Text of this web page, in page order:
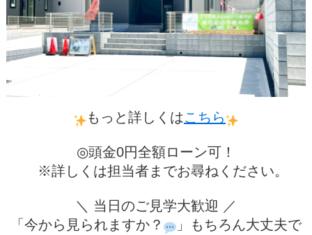
もっと詳しくはこちら
◎頭金0円全額ローン可！
※詳しくは担当者までお尋ねください。
＼ 当日のご見学大歓迎 ／
「今から見られますか？
」もちろん大丈夫で